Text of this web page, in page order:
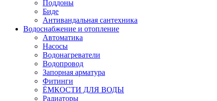
Поддоны
Биде
Антивандальная сантехника
Водоснабжение и отопление
Автоматика
Насосы
Водонагреватели
Водопровод
Запорная арматура
Фитинги
ЁМКОСТИ ДЛЯ ВОДЫ
Радиаторы